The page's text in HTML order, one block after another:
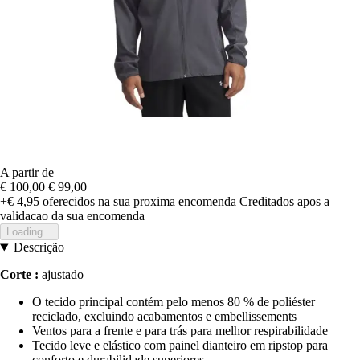
A partir de
€ 100,00 € 99,00
+€ 4,95 oferecidos na sua proxima encomenda Creditados apos a
validacao da sua encomenda
Loading...
Descrição
Corte : ajustado
O tecido principal contém pelo menos 80 % de poliéster
reciclado, excluindo acabamentos e embellissements
Ventos para a frente e para trás para melhor respirabilidade
Tecido leve e elástico com painel dianteiro em ripstop para